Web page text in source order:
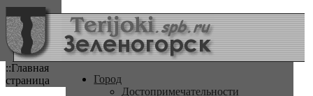
::Главная
страница
Город
Достопримечательности